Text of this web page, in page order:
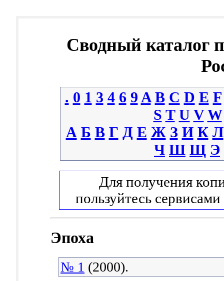
Сводный каталог
. 0 1 3 4 6 9 A B C D E F
S T U V W
А Б В Г Д Е Ж З И К Л
Ч Ш Щ Э
Для получения
пользуйтесь сервисами
Эпоха
№ 1 (2000).